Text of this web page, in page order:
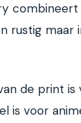
rustig maar
de print is
is voor